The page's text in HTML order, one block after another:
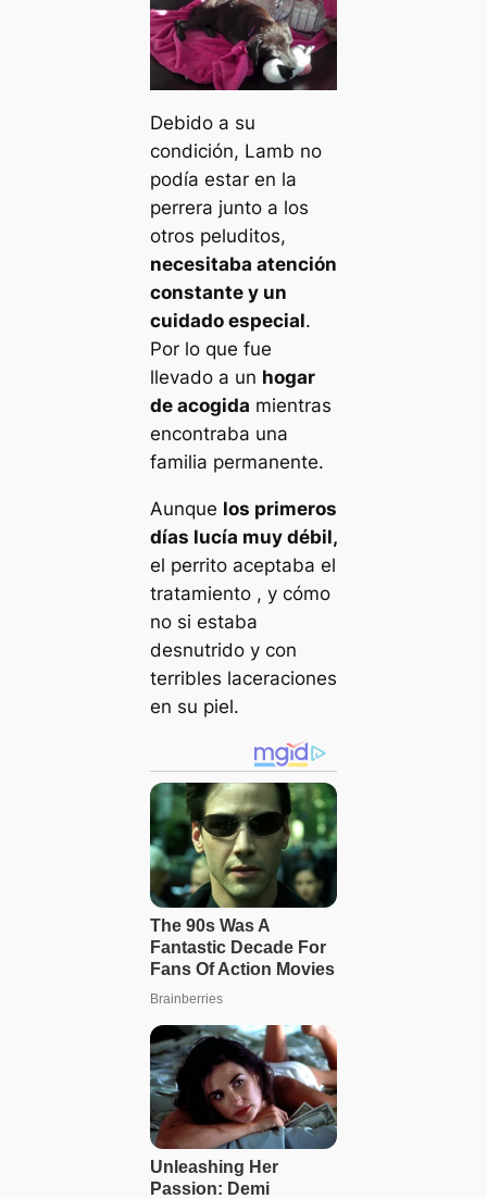
Debido a su
condición, Lamb no
podía estar en la
perrera junto a los
otros peluditos,
necesitaba atención
constante y un
cuidado especial.
Por lo que fue
llevado a un hogar
de acogida mientras
encontraba una
familia permanente.
Aunque los primeros
días lucía muy débil,
el perrito aceptaba el
tratamiento , y cómo
no si estaba
desnutrido y con
terribles laceraciones
en su piel.